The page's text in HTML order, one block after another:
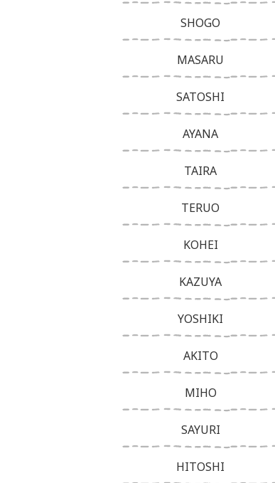
SHOGO
MASARU
SATOSHI
AYANA
TAIRA
TERUO
KOHEI
KAZUYA
YOSHIKI
AKITO
MIHO
SAYURI
HITOSHI